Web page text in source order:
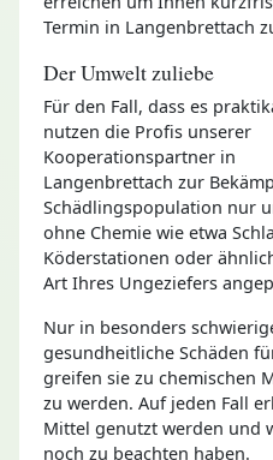
Termin in Langenbrettach
Der Umwelt zuliebe
Für den Fall, dass es
nutzen die Profis unserer
Kooperationspartner in
Langenbrettach zur
Schädlingspopulation nur
ohne Chemie wie etwa
Köderstationen oder
Art Ihres Ungeziefers
Nur in besonders
gesundheitliche Schäden
greifen sie zu chemischen
zu werden. Auf jeden Fall
Mittel genutzt werden und
noch zu beachten haben.